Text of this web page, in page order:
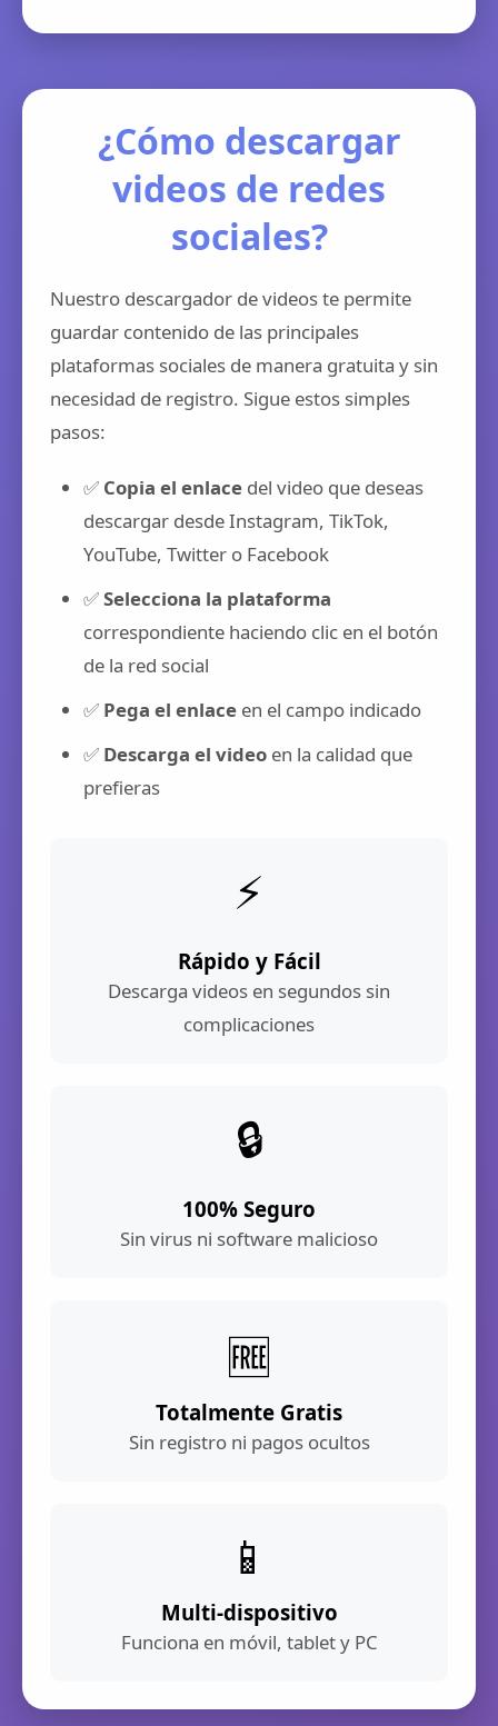
¿Cómo descargar
videos de redes
sociales?
Nuestro descargador de videos te permite
guardar contenido de las principales
plataformas sociales de manera gratuita y sin
necesidad de registro. Sigue estos simples
pasos:
✅ Copia el enlace del video que deseas
descargar desde Instagram, TikTok,
YouTube, Twitter o Facebook
✅Selecciona la plataforma
correspondiente haciendo clic en el botón
de la red social
✅ Pega el enlace en el campo indicado
✅ Descarga el video en la calidad que
prefieras
⚡
Rápido y Fácil
Descarga videos en segundos sin
complicaciones
🔒
100% Seguro
Sin virus ni software malicioso
🆓
Totalmente Gratis
Sin registro ni pagos ocultos
📱
Multi-dispositivo
Funciona en móvil, tablet y PC